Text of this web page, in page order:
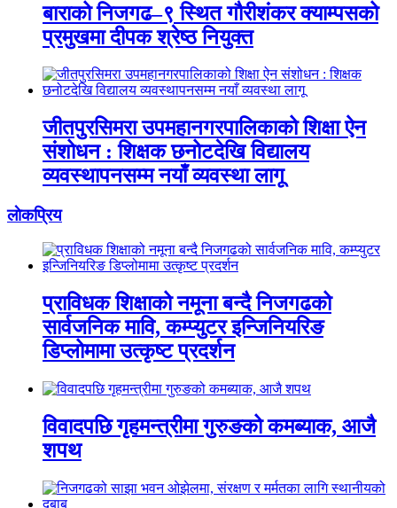
बाराको निजगढ–९ स्थित गौरीशंकर क्याम्पसको
प्रमुखमा दीपक श्रेष्ठ नियुक्त
जीतपुरसिमरा उपमहानगरपालिकाको शिक्षा ऐन
संशोधन : शिक्षक छनोटदेखि विद्यालय
व्यवस्थापनसम्म नयाँ व्यवस्था लागू
लाेकप्रिय
प्राविधक शिक्षाको नमूना बन्दै निजगढको
सार्वजनिक मावि, कम्प्युटर इन्जिनियरिङ
डिप्लोमामा उत्कृष्ट प्रदर्शन
विवादपछि गृहमन्त्रीमा गुरुङको कमब्याक, आजै
शपथ